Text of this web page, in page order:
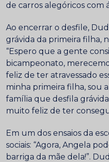
de carros alegóricos com
Ao encerrar o desfile,
grávida da primeira filha,
“Espero que a gente
bicampeonato,
feliz de ter atravessado
minha primeira filha, sou
família que desfila
muito feliz de ter
Em um dos ensaios da
sociais: “Agora, Angela
barriga da mãe dela!”.